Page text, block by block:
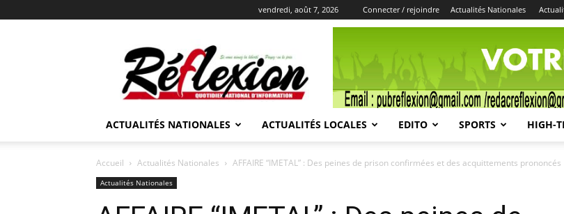
vendredi, août 7, 2026 Connecter / rejoindre Actualités Nationales
REFLEXION
ACTUALITÉS NATIONALES ACTUALITÉS LOCALES EDITO SPORTS HIGH-
Accueil Actualités Nationales AFFAIRE “IMETAL” : Des peines de prison confirmées et des acquittements prononcés
Actualités Nationales